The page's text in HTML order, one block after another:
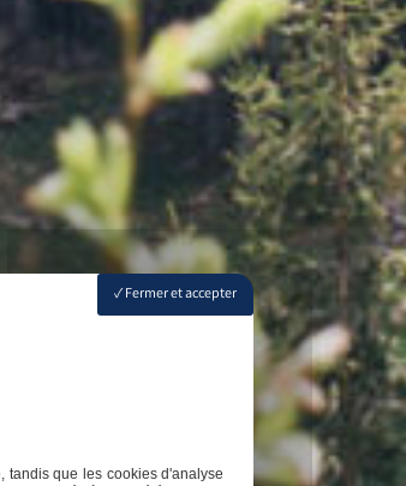
Fermer et accepter
tandis que les cookies d'analyse